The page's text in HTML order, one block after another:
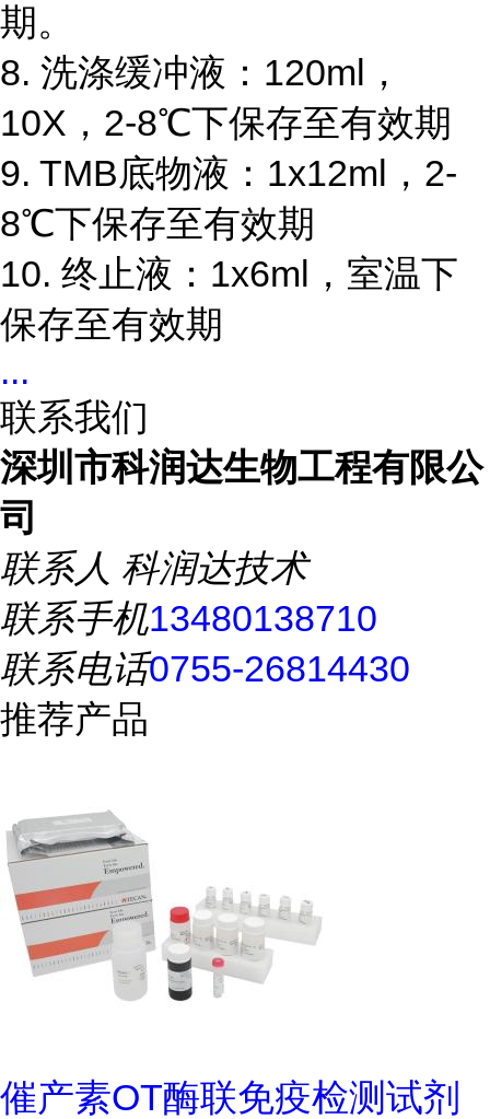
期。
8. 洗涤缓冲液：120ml，
10X，2-8℃下保存至有效期
9. TMB底物液：1x12ml，2-
8℃下保存至有效期
10. 终止液：1x6ml，室温下
保存至有效期
...
联系我们
深圳市科润达生物工程有限公
司
联系人 科润达技术
联系手机13480138710
联系电话0755-26814430
推荐产品
催产素OT酶联免疫检测试剂